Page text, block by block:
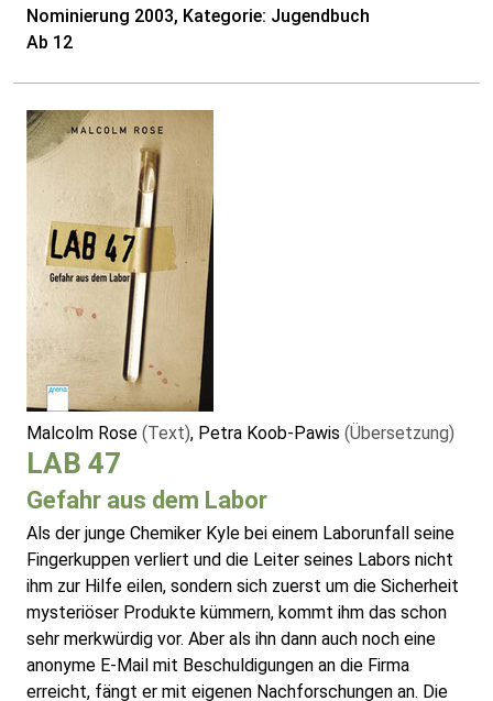
Nominierung 2003, Kategorie: Jugendbuch
Ab 12
Malcolm Rose (Text), Petra Koob-Pawis (Übersetzung)
LAB 47
Gefahr aus dem Labor
Als der junge Chemiker Kyle bei einem Laborunfall seine
Fingerkuppen verliert und die Leiter seines Labors nicht
ihm zur Hilfe eilen, sondern sich zuerst um die Sicherheit
mysteriöser Produkte kümmern, kommt ihm das schon
sehr merkwürdig vor. Aber als ihn dann auch noch eine
anonyme E-Mail mit Beschuldigungen an die Firma
erreicht, fängt er mit eigenen Nachforschungen an. Die